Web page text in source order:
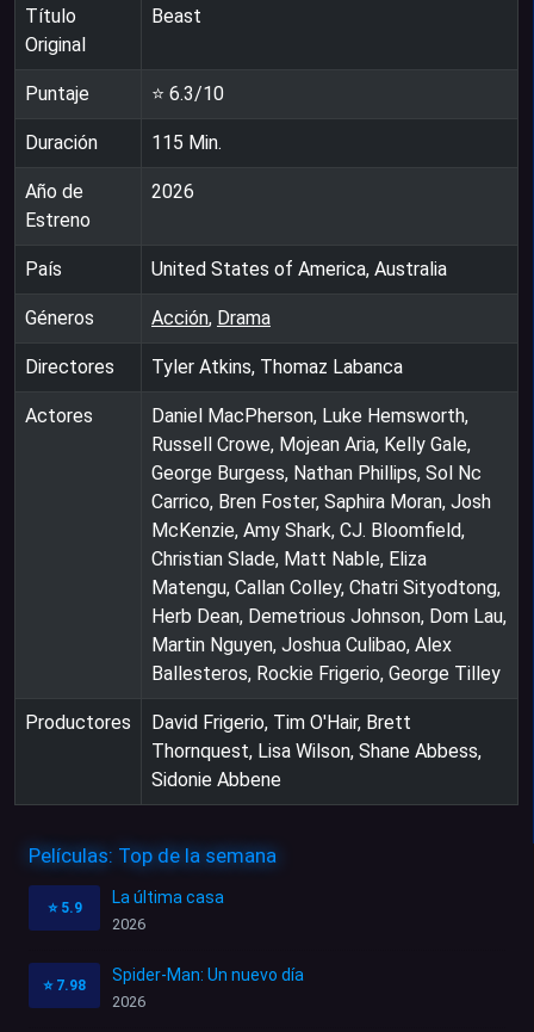
Título
Original
Beast
Puntaje ⭐ 6.3/10
Duración 115 Min.
Año de
Estreno
2026
País United States of America, Australia
Géneros Acción, Drama
Directores Tyler Atkins, Thomaz Labanca
Actores
Daniel MacPherson, Luke Hemsworth,
Russell Crowe, Mojean Aria, Kelly Gale,
George Burgess, Nathan Phillips, Sol Nc
Carrico, Bren Foster, Saphira Moran, Josh
McKenzie, Amy Shark, CJ. Bloomfield,
Christian Slade, Matt Nable, Eliza
Matengu, Callan Colley, Chatri Sityodtong,
Herb Dean, Demetrious Johnson, Dom Lau,
Martin Nguyen, Joshua Culibao, Alex
Ballesteros, Rockie Frigerio, George Tilley
Productores
David Frigerio, Tim O'Hair, Brett
Thornquest, Lisa Wilson, Shane Abbess,
Sidonie Abbene
Películas: Top de la semana
⭐ 5.9
La última casa
2026
⭐ 7.98
Spider-Man: Un nuevo día
2026